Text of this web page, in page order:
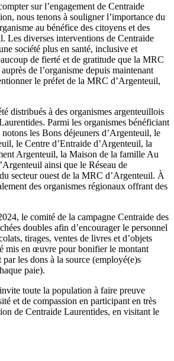
sur l’engagement de Centraide
nous tenons à souligner l’importance du
au bénéfice des citoyens et des
Les diverses interventions de Centraide
société plus en santé, inclusive et
de fierté et de gratitude que la MRC
de l’organisme depuis maintenant
le préfet de la MRC d’Argenteuil,
distribués à des organismes argenteuillois
Parmi les organismes bénéficiant
les Bons déjeuners d’Argenteuil, le
le Centre d’Entraide d’Argenteuil, la
Argenteuil, la Maison de la famille Au
ainsi que le Réseau de
secteur ouest de la MRC d’Argenteuil. À
des organismes régionaux offrant des
le comité de la campagne Centraide des
doubles afin d’encourager le personnel
tirages, ventes de livres et d’objets
mis en œuvre pour bonifier le montant
les dons à la source (employé(e)s
paie).
toute la population à faire preuve
et de compassion en participant en très
de Centraide Laurentides, en visitant le